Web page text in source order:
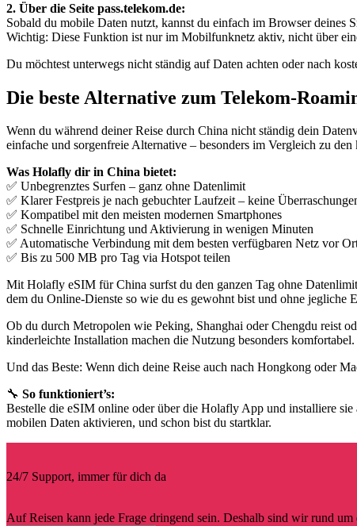
2. Über die Seite pass.telekom.de:
Sobald du mobile Daten nutzt, kannst du einfach im Browser
Wichtig: Diese Funktion ist nur im Mobilfunknetz aktiv, nicht über
Du möchtest unterwegs nicht ständig auf Daten achten oder nach
Die beste Alternative zum Telekom-
Wenn du während deiner Reise durch China nicht ständig dein
einfache und sorgenfreie Alternative – besonders im Vergleich zu
Was Holafly dir in China bietet:
✅ Unbegrenztes Surfen – ganz ohne Datenlimit
✅ Klarer Festpreis je nach gebuchter Laufzeit – keine
✅ Kompatibel mit den meisten modernen Smartphones
✅ Schnelle Einrichtung und Aktivierung in wenigen Minuten
✅ Automatische Verbindung mit dem besten verfügbaren Netz vor
✅ Bis zu 500 MB pro Tag via Hotspot teilen
Mit Holafly eSIM für China surfst du den ganzen Tag ohne
dem du Online-Dienste so wie du es gewohnt bist und ohne jegliche
Ob du durch Metropolen wie Peking, Shanghai oder Chengdu reist
kinderleichte Installation machen die Nutzung besonders komfortabel.
Und das Beste: Wenn dich deine Reise auch nach Hongkong oder
🔧 So funktioniert’s:
Bestelle die eSIM online oder über die Holafly App und installiere sie
mobilen Daten aktivieren, und schon bist du startklar.
24/7 Support, immer für dich da
Auf Reisen kann jede Frage dringend sein. Deshalb sind wir rund